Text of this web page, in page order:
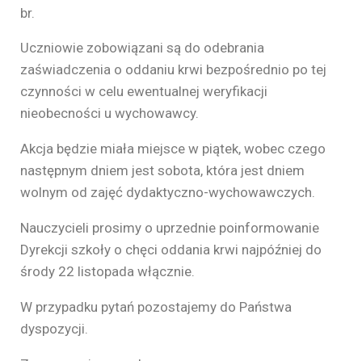
br.
Uczniowie zobowiązani są do odebrania
zaświadczenia o oddaniu krwi bezpośrednio po tej
czynności w celu ewentualnej weryfikacji
nieobecności u wychowawcy.
Akcja będzie miała miejsce w piątek, wobec czego
następnym dniem jest sobota, która jest dniem
wolnym od zajęć dydaktyczno-wychowawczych.
Nauczycieli prosimy o uprzednie poinformowanie
Dyrekcji szkoły o chęci oddania krwi najpóźniej do
środy 22 listopada włącznie.
W przypadku pytań pozostajemy do Państwa
dyspozycji.